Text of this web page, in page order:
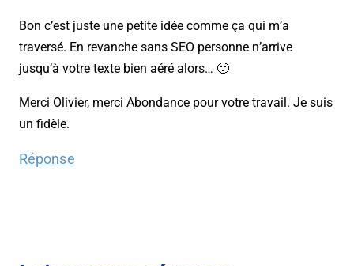
Bon c’est juste une petite idée comme ça qui m’a
traversé. En revanche sans SEO personne n’arrive
jusqu’à votre texte bien aéré alors… 🙂
Merci Olivier, merci Abondance pour votre travail. Je suis
un fidèle.
Réponse